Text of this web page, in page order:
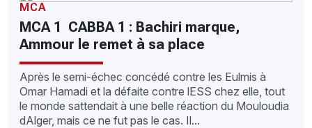
MCA
MCA 1  CABBA 1 : Bachiri marque,
Ammour le remet à sa place
Après le semi-échec concédé contre les Eulmis à
Omar Hamadi et la défaite contre lESS chez elle, tout
le monde sattendait à une belle réaction du Mouloudia
dAlger, mais ce ne fut pas le cas. Il...